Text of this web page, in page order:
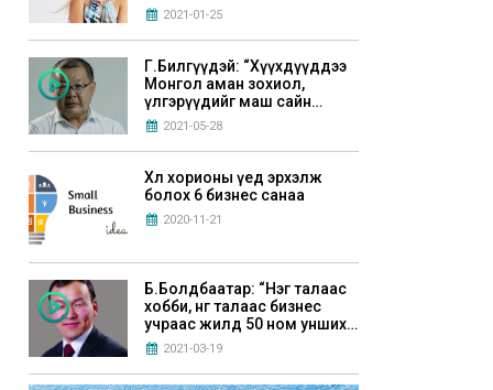
2021-01-25
Г.Билгүүдэй: “Хүүхдүүддээ
Монгол аман зохиол,
үлгэрүүдийг маш сайн
уншуулах хэрэгтэй”
2021-05-28
Хөл хорионы үед эрхэлж
болох 6 бизнес санаа
2020-11-21
Б.Болдбаатар: “Нэг талаас
хобби, нөгөө талаас бизнес
учраас жилд 50 ном унших
зорилго тавьдаг”
2021-03-19